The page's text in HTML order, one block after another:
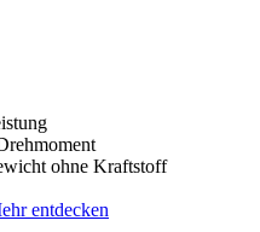
ohne Kraftstoff
entdecken